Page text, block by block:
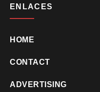
ENLACES
HOME
CONTACT
ADVERTISING